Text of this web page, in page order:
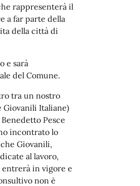
rappresenterà il
a far parte della
della città di
e sarà
del Comune.
tra un nostro
Giovanili Italiane)
Pesce
incontrato lo
Giovanili,
al lavoro,
entrerà in vigore e
non è